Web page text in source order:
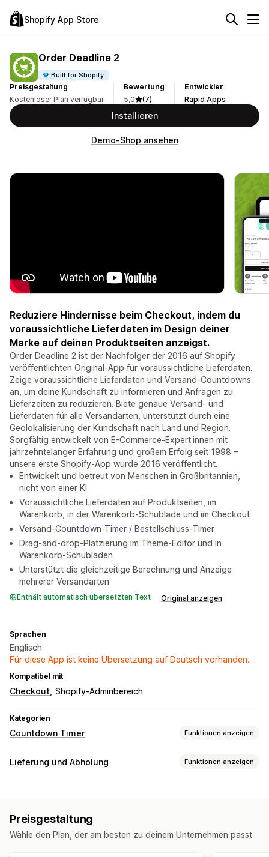
Shopify App Store
Order Deadline 2
Built for Shopify
Preisgestaltung
Kostenloser Plan verfügbar
Bewertung
5,0
(7)
Entwickler
Rapid Apps
Installieren
Demo-Shop ansehen
Reduziere Hindernisse beim Checkout, indem du
voraussichtliche Lieferdaten im Design deiner
Marke auf deinen Produktseiten anzeigst.
Order Deadline 2 ist der Nachfolger der 2016 auf Shopify
veröffentlichten Original-App für voraussichtliche Lieferdaten.
Zeige voraussichtliche Lieferdaten und Versand-Countdowns
an, um deine Kundschaft zu informieren und Anfragen zu
Lieferzeiten zu reduzieren. Biete genaue Versand- und
Lieferdaten für alle Versandarten, unterstützt durch eine
Geolokalisierung der Kundschaft nach Land und Region.
Sorgfältig entwickelt von E-Commerce-Expert:innen mit
jahrzehntelanger Erfahrung und großem Erfolg seit 1998 –
unsere erste Shopify-App wurde 2016 veröffentlicht.
Entwickelt und betreut von Menschen in Großbritannien,
nicht von einer KI
Voraussichtliche Lieferdaten auf Produktseiten, im
Warenkorb, in der Warenkorb-Schublade und im Checkout
Versand-Countdown-Timer / Bestellschluss-Timer
Drag-and-drop-Platzierung im Theme-Editor und in
Warenkorb-Schubladen
Unterstützt die gleichzeitige Berechnung und Anzeige
mehrerer Versandarten
Enthält automatisch übersetzten Text Original anzeigen
Sprachen
Englisch
Für diese App ist keine Übersetzung auf Deutsch vorhanden.
Kompatibel mit
Checkout Shopify-Adminbereich
Kategorien
Countdown Timer Funktionen anzeigen
Anzeigeoptionen
Timing-Optionen
Lieferung und Abholung Funktionen anzeigen
Countdown Timer Benutzerdefinierte Nachrichten
Preisgestaltung
Wähle den Plan, der am besten zu deinem Unternehmen passt.